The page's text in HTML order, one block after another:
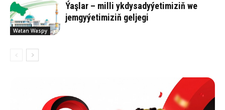
Watan Waspy
Ýaşlar – milli ykdysadyýetimiziň we
jemgyýetimiziň geljegi